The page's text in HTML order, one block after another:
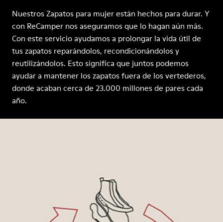
Nuestros Zapatos para mujer están hechos para durar. Y
con ReCamper nos aseguramos que lo hagan aún más.
Con este servicio ayudamos a prolongar la vida útil de
tus zapatos reparándolos, recondicionándolos y
reutilizándolos. Esto significa que juntos podemos
ayudar a mantener los zapatos fuera de los vertederos,
donde acaban cerca de 23.000 millones de pares cada
año.